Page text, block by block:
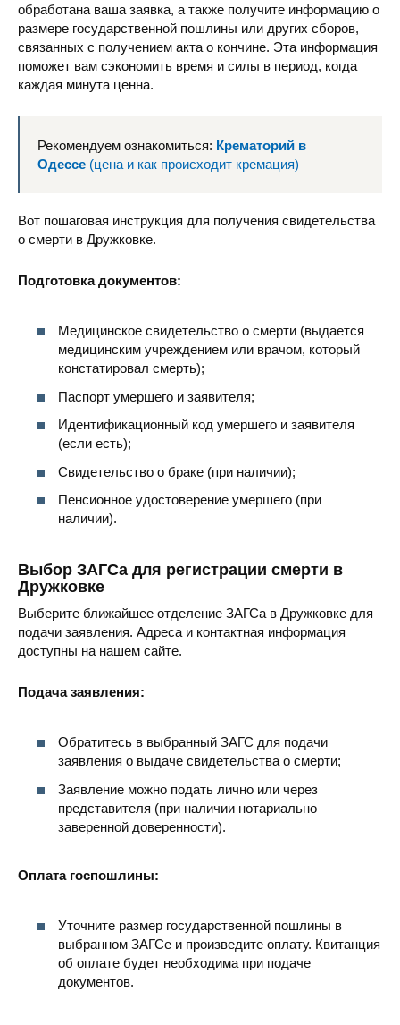
обработана ваша заявка, а также получите информацию о
размере государственной пошлины или других сборов,
связанных с получением акта о кончине. Эта информация
поможет вам сэкономить время и силы в период, когда
каждая минута ценна.
Рекомендуем ознакомиться: Крематорий в
Одессе (цена и как происходит кремация)
Вот пошаговая инструкция для получения свидетельства
о смерти в Дружковке.
Подготовка документов:
Медицинское свидетельство о смерти (выдается
медицинским учреждением или врачом, который
констатировал смерть);
Паспорт умершего и заявителя;
Идентификационный код умершего и заявителя
(если есть);
Свидетельство о браке (при наличии);
Пенсионное удостоверение умершего (при
наличии).
Выбор ЗАГСа для регистрации смерти в
Дружковке
Выберите ближайшее отделение ЗАГСа в Дружковке для
подачи заявления. Адреса и контактная информация
доступны на нашем сайте.
Подача заявления:
Обратитесь в выбранный ЗАГС для подачи
заявления о выдаче свидетельства о смерти;
Заявление можно подать лично или через
представителя (при наличии нотариально
заверенной доверенности).
Оплата госпошлины:
Уточните размер государственной пошлины в
выбранном ЗАГСе и произведите оплату. Квитанция
об оплате будет необходима при подаче
документов.